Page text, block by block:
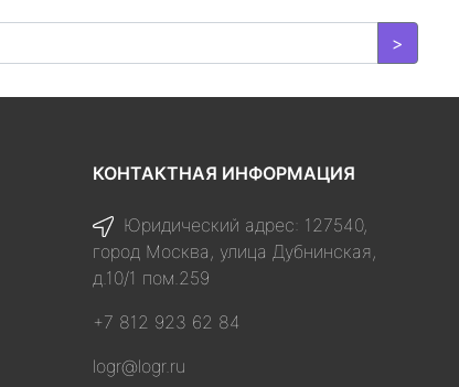
>
КОНТАКТНАЯ ИНФОРМАЦИЯ
Юридический адрес: 127540,
город Москва, улица Дубнинская,
д.10/1 пом.259
+7 812 923 62 84
logr@logr.ru